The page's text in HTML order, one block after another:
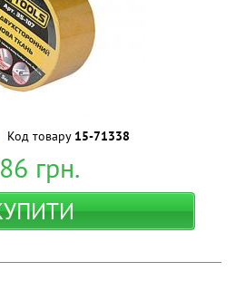
Код товару 15-71338
грн.